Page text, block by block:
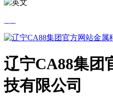
辽宁CA88集团
技有限公司